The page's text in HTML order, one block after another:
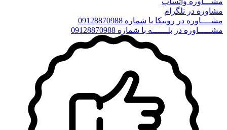
عدد
مشاوره در تلگرام
مشــــاوره در روبیکا با شماره 09128870988
مشـــــاوره در بلــــــه با شماره 09128870988